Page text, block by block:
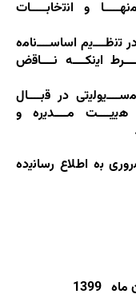
و اﻧﺗﺧﺎﺑـــــﺎت
ﺗﻧظــــﯾم اﺳﺎﺳــــﻧﺎﻣه
اﯾﻧﮑــــه ﻧــــﺎﻗض
در ﻗﺑــــﺎل
ھﯾﯾــــت ﻣــــدﯾره و
ﺑه اطﻼع رﺳﺎﻧﯾده